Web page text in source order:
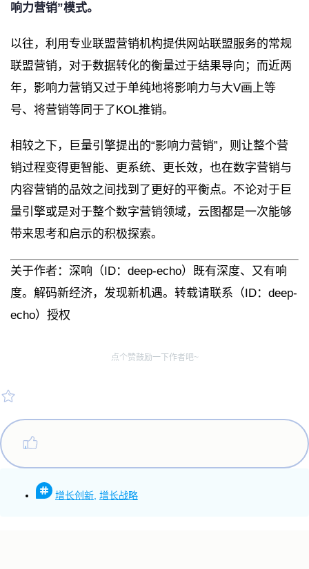
响力营销”模式。
以往，利用专业联盟营销机构提供网站联盟服务的常规
联盟营销，对于数据转化的衡量过于结果导向；而近两
年，影响力营销又过于单纯地将影响力与大V画上等
号、将营销等同于了KOL推销。
相较之下，巨量引擎提出的“影响力营销”，则让整个营
销过程变得更智能、更系统、更长效，也在数字营销与
内容营销的品效之间找到了更好的平衡点。不论对于巨
量引擎或是对于整个数字营销领域，云图都是一次能够
带来思考和启示的积极探索。
关于作者：深响（ID：deep-echo）既有深度、又有响
度。解码新经济，发现新机遇。转载请联系（ID：deep-
echo）授权
点个赞鼓励一下作者吧~
增长创新 增长战略